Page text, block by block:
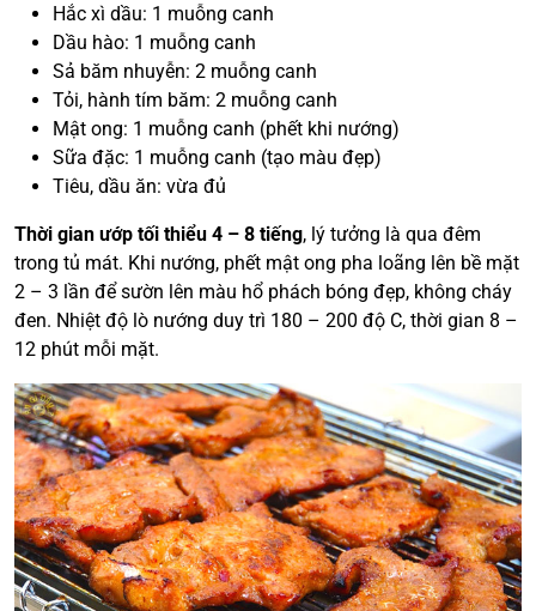
Hắc xì dầu: 1 muỗng canh
Dầu hào: 1 muỗng canh
Sả băm nhuyễn: 2 muỗng canh
Tỏi, hành tím băm: 2 muỗng canh
Mật ong: 1 muỗng canh (phết khi nướng)
Sữa đặc: 1 muỗng canh (tạo màu đẹp)
Tiêu, dầu ăn: vừa đủ
Thời gian ướp tối thiểu 4 – 8 tiếng, lý tưởng là qua đêm
trong tủ mát. Khi nướng, phết mật ong pha loãng lên bề mặt
2 – 3 lần để sườn lên màu hổ phách bóng đẹp, không cháy
đen. Nhiệt độ lò nướng duy trì 180 – 200 độ C, thời gian 8 –
12 phút mỗi mặt.